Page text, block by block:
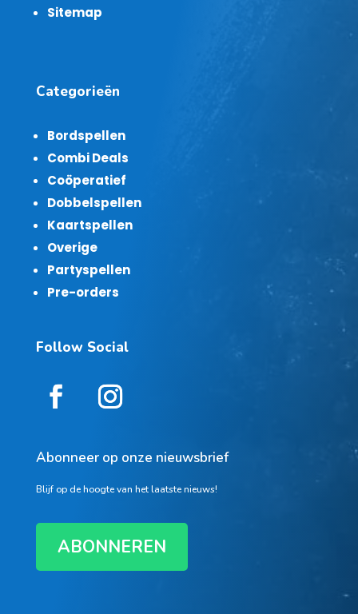
Sitemap
Categorieën
Bordspellen
Combi Deals
Coöperatief
Dobbelspellen
Kaartspellen
Overige
Partyspellen
Pre-orders
Follow Social
Abonneer op onze nieuwsbrief
Blijf op de hoogte van het laatste nieuws!
ABONNEREN